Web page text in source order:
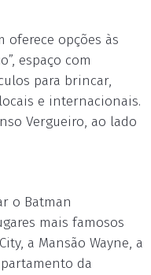
oferece opções às
espaço com
para brincar,
e internacionais.
Vergueiro, ao lado
o Batman
mais famosos
a Mansão Wayne, a
da